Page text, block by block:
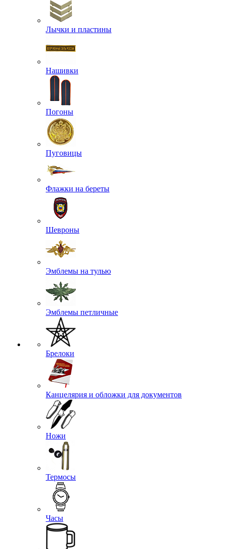
Лычки и пластины
Нашивки
Погоны
Пуговицы
Флажки на береты
Шевроны
Эмблемы на тулью
Эмблемы петличные
Брелоки
Канцелярия и обложки для документов
Ножи
Термосы
Часы